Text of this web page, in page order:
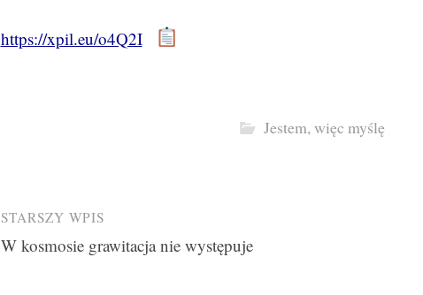
https://xpil.eu/o4Q2I
Jestem, więc myślę
Post
navigation
STARSZY WPIS
W kosmosie grawitacja nie występuje